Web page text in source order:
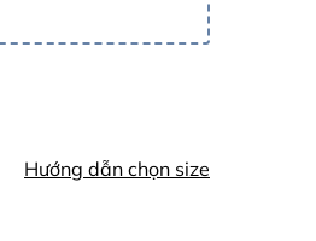
Hướng dẫn chọn size